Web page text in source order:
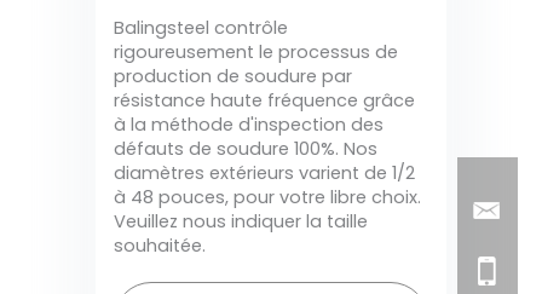
Balingsteel contrôle
rigoureusement le processus de
production de soudure par
résistance haute fréquence grâce
à la méthode d'inspection des
défauts de soudure 100%. Nos
diamètres extérieurs varient de 1/2
à 48 pouces, pour votre libre choix.
Veuillez nous indiquer la taille
souhaitée.